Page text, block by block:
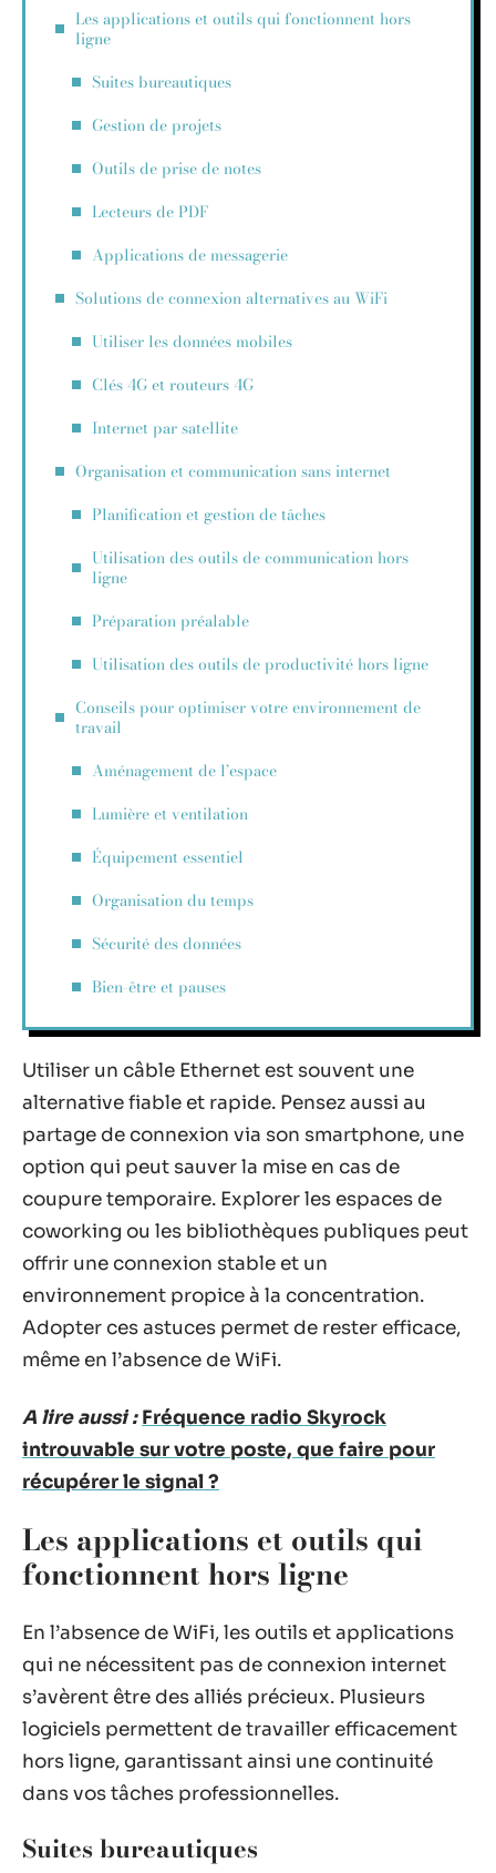
Les applications et outils qui fonctionnent hors
ligne
Suites bureautiques
Gestion de projets
Outils de prise de notes
Lecteurs de PDF
Applications de messagerie
Solutions de connexion alternatives au WiFi
Utiliser les données mobiles
Clés 4G et routeurs 4G
Internet par satellite
Organisation et communication sans internet
Planification et gestion de tâches
Utilisation des outils de communication hors
ligne
Préparation préalable
Utilisation des outils de productivité hors ligne
Conseils pour optimiser votre environnement de
travail
Aménagement de l’espace
Lumière et ventilation
Équipement essentiel
Organisation du temps
Sécurité des données
Bien-être et pauses
Utiliser un câble Ethernet est souvent une
alternative fiable et rapide. Pensez aussi au
partage de connexion via son smartphone, une
option qui peut sauver la mise en cas de
coupure temporaire. Explorer les espaces de
coworking ou les bibliothèques publiques peut
offrir une connexion stable et un
environnement propice à la concentration.
Adopter ces astuces permet de rester efficace,
même en l’absence de WiFi.
A lire aussi : Fréquence radio Skyrock
introuvable sur votre poste, que faire pour
récupérer le signal ?
Les applications et outils qui
fonctionnent hors ligne
En l’absence de WiFi, les outils et applications
qui ne nécessitent pas de connexion internet
s’avèrent être des alliés précieux. Plusieurs
logiciels permettent de travailler efficacement
hors ligne, garantissant ainsi une continuité
dans vos tâches professionnelles.
Suites bureautiques